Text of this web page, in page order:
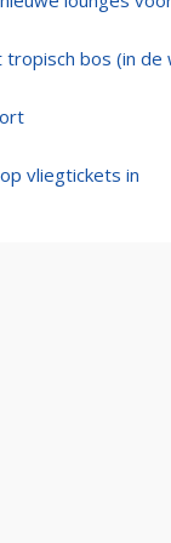
bos (in de
vliegtickets in